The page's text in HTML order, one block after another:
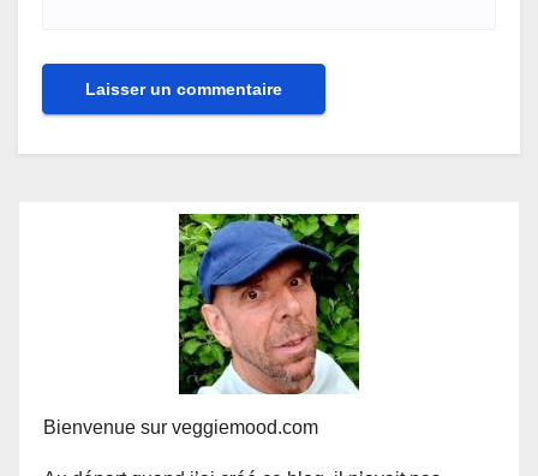
Bienvenue sur veggiemood.com